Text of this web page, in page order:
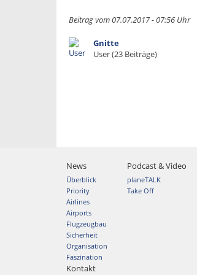
Beitrag vom 07.07.2017 - 07:56 Uhr
Gnitte
User (23 Beiträge)
News
Überblick
Priority
Airlines
Airports
Flugzeugbau
Sicherheit
Organisation
Faszination
Podcast & Video
planeTALK
Take Off
Kontakt